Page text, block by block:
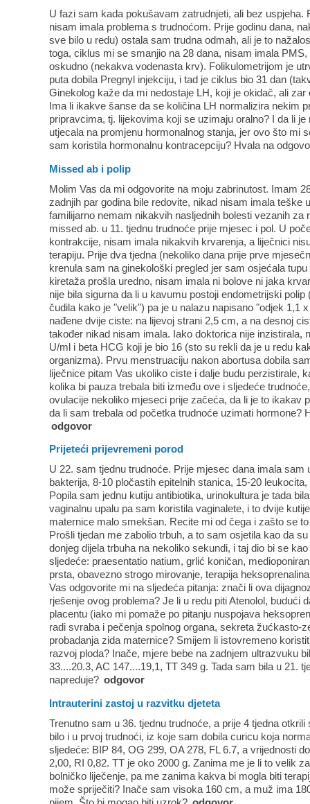
U fazi sam kada pokušavam zatrudnjeti, ali bez uspjeha.
nisam imala problema s trudnoćom. Prije godinu dana,
sve bilo u redu) ostala sam trudna odmah, ali je to
toga, ciklus mi se smanjio na 28 dana, nisam imala
oskudno (nekakva vodenasta krv). Folikulometrijom je
puta dobila Pregnyl injekciju, i tad je ciklus bio 31 dan
Ginekolog kaže da mi nedostaje LH, koji je okidač, ali
Ima li ikakve šanse da se količina LH normalizira nekim
pripravcima, tj. lijekovima koji se uzimaju oralno? I da li
utjecala na promjenu hormonalnog stanja, jer ovo što mi
sam koristila hormonalnu kontracepciju? Hvala na
Missed ab i polip
Molim Vas da mi odgovorite na moju zabrinutost. Imam
zadnjih par godina bile redovite, nikad nisam imala teške
familijarno nemam nikakvih nasljednih bolesti vezanih za
missed ab. u 11. tjednu trudnoće prije mjesec i pol. U
kontrakcije, nisam imala nikakvih krvarenja, a liječnici
terapiju. Prije dva tjedna (nekoliko dana prije prve
krenula sam na ginekološki pregled jer sam osjećala
kiretaža prošla uredno, nisam imala ni bolove ni jaka
nije bila sigurna da li u kavumu postoji endometrijski
čudila kako je "velik") pa je u nalazu napisano "odjek 1,1
nađene dvije ciste: na lijevoj strani 2,5 cm, a na desnoj
također nikad nisam imala. Iako doktorica nije inzistirala,
U/ml i beta HCG koji je bio 16 (sto su rekli da je u redu
organizma). Prvu menstruaciju nakon abortusa dobila
liječnice pitam Vas ukoliko ciste i dalje budu perzistirale,
kolika bi pauza trebala biti između ove i sljedeće
ovulacije nekoliko mjeseci prije začeća, da li je to ikakav
da li sam trebala od početka trudnoće uzimati hormone?
odgovor
Prijeteći prijevremeni porod
U 22. sam tjednu trudnoće. Prije mjesec dana imala sam
bakterija, 8-10 pločastih epitelnih stanica, 15-20
Popila sam jednu kutiju antibiotika, urinokultura je tada
vaginalnu upalu pa sam koristila vaginalete, i to dvije
maternice malo smekšan. Recite mi od čega i zašto se
Prošli tjedan me zabolio trbuh, a to sam osjetila kao da
donjeg dijela trbuha na nekoliko sekundi, i taj dio bi se
sljedeće: praesentatio natium, grlić koničan,
prsta, obavezno strogo mirovanje, terapija
Vas odgovorite mi na sljedeća pitanja: znači li ova
rješenje ovog problema? Je li u redu piti Atenolol, budući
placentu (iako mi pomaže po pitanju nuspojava
radi svraba i pečenja spolnog organa, sekreta žućkasto-
probadanja zida maternice? Smijem li istovremeno
razvoj ploda? Inače, mjere bebe na zadnjem ultrazvuku
33....20.3, AC 147....19,1, TT 349 g. Tada sam bila u 21.
napreduje? odgovor
Intrauterini zastoj u razvitku djeteta
Trenutno sam u 36. tjednu trudnoće, a prije 4 tjedna
bilo i u prvoj trudnoći, iz koje sam dobila curicu koja
sljedeće: BIP 84, OG 299, OA 278, FL 6.7, a vrijednosti
2,00, RI 0,82. TT je oko 2000 g. Zanima me je li to velik
bolničko liječenje, pa me zanima kakva bi mogla biti
može spriječiti? Inače sam visoka 160 cm, a muž ima